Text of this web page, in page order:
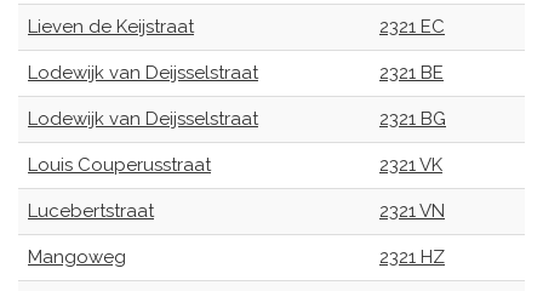
Lieven de Keijstraat 2321 EC
Lodewijk van Deijsselstraat 2321 BE
Lodewijk van Deijsselstraat 2321 BG
Louis Couperusstraat 2321 VK
Lucebertstraat 2321 VN
Mangoweg 2321 HZ